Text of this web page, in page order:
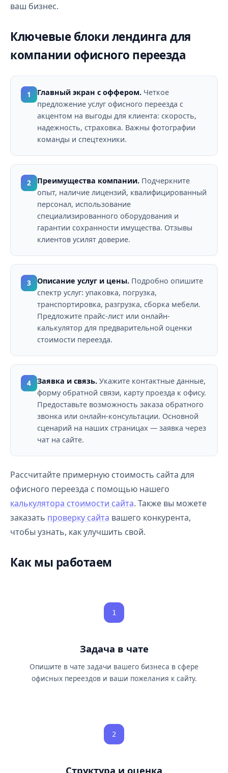
ваш бизнес.
Ключевые блоки лендинга для
компании офисного переезда
1 Главный экран с оффером. Четкое
предложение услуг офисного переезда с
акцентом на выгоды для клиента: скорость,
надежность, страховка. Важны фотографии
команды и спецтехники.
2 Преимущества компании. Подчеркните
опыт, наличие лицензий, квалифицированный
персонал, использование
специализированного оборудования и
гарантии сохранности имущества. Отзывы
клиентов усилят доверие.
3 Описание услуг и цены. Подробно опишите
спектр услуг: упаковка, погрузка,
транспортировка, разгрузка, сборка мебели.
Предложите прайс-лист или онлайн-
калькулятор для предварительной оценки
стоимости переезда.
4 Заявка и связь. Укажите контактные данные,
форму обратной связи, карту проезда к офису.
Предоставьте возможность заказа обратного
звонка или онлайн-консультации. Основной
сценарий на наших страницах — заявка через
чат на сайте.
Рассчитайте примерную стоимость сайта для
офисного переезда с помощью нашего
калькулятора стоимости сайта. Также вы можете
заказать проверку сайта вашего конкурента,
чтобы узнать, как улучшить свой.
Как мы работаем
1
Задача в чате
Опишите в чате задачи вашего бизнеса в сфере
офисных переездов и ваши пожелания к сайту.
2
Структура и оценка